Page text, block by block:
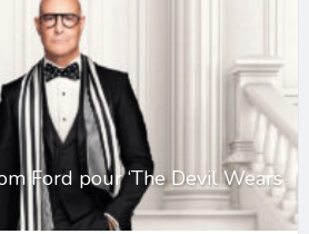
Ford pour ‘The Devil Wears